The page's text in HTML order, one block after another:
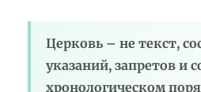
Церковь – не текст,
указаний, запретов и
хронологическом